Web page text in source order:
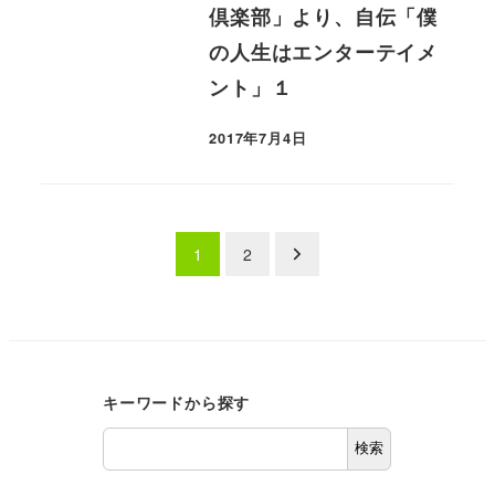
倶楽部」より、自伝「僕
の人生はエンターテイメ
ント」１
2017年7月4日
1 2
キーワードから探す
検索